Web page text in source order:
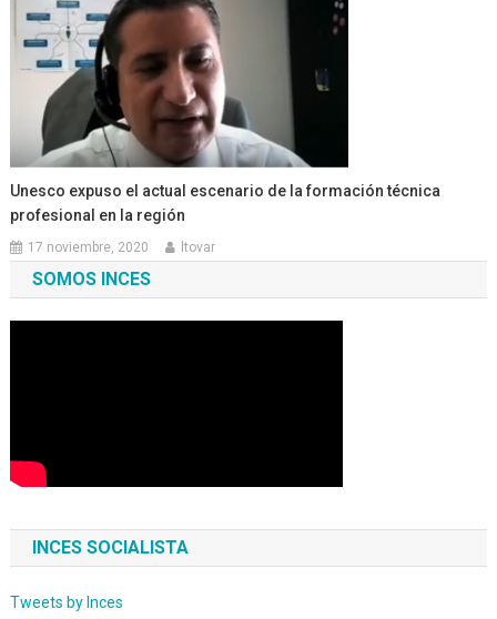
Unesco expuso el actual escenario de la formación técnica
profesional en la región
17 noviembre, 2020 ltovar
SOMOS INCES
INCES SOCIALISTA
Tweets by Inces